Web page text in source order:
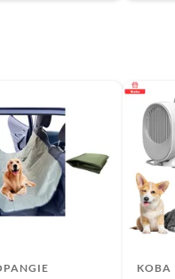
revisar las foto.
Gensis SpApara
KOBA